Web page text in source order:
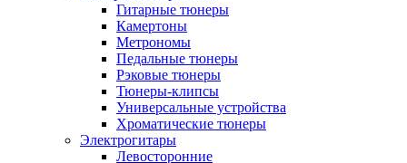
Гитарные тюнеры
Камертоны
Метрономы
Педальные тюнеры
Рэковые тюнеры
Тюнеры-клипсы
Универсальные устройства
Хроматические тюнеры
Электрогитары
Левосторонние